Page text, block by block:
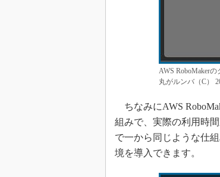
AWS RoboMaker
丸がルンバ（C）
ちなみにAWS
組みで、実際の利用時
で一から同じような仕
境を導入できます。